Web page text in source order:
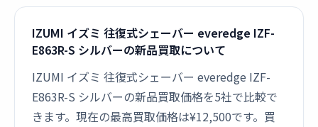
IZUMI イズミ 往復式シェーバー everedge IZF-
E863R-S シルバーの新品買取について
IZUMI イズミ 往復式シェーバー everedge IZF-
E863R-S シルバーの新品買取価格を5社で比較で
きます。現在の最高買取価格は¥12,500です。買